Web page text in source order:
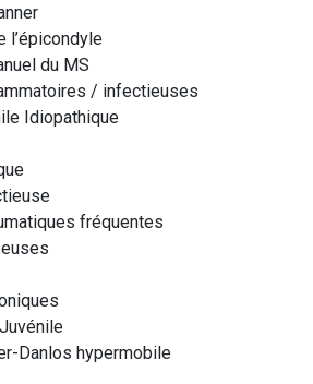
l’épicondyle
du MS
/ infectieuses
Idiopathique
fréquentes
Danlos hypermobile